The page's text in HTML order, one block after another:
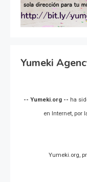
Yumeki
-- Yumeki.org -- ha
en Internet, por
Yumeki.org,